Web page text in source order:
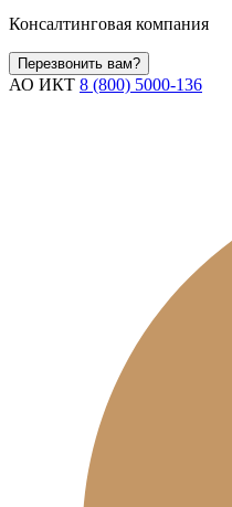
Консалтинговая компания
Перезвонить вам?
АО ИКТ 8 (800) 5000-136